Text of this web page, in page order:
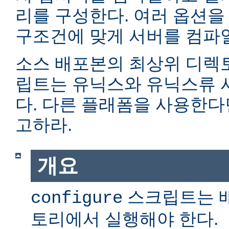
리를 구성한다. 여러 옵션
구조건에 맞게 서버를 컴파
소스 배포본의 최상위 디렉
립트는 유닉스와 유닉스류
다. 다른 플래폼을 사용한
고하라.
개요
configure 스크립트는
토리에서 실행해야 한다.